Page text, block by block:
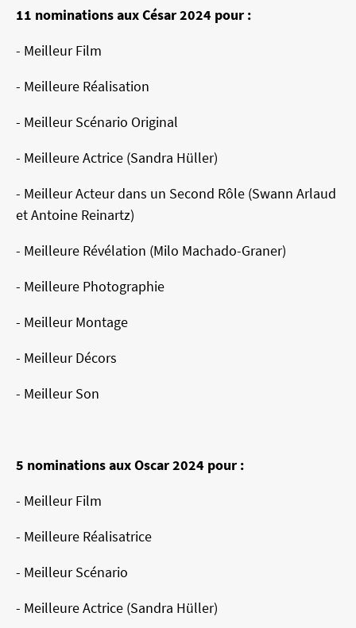
11 nominations aux César 2024 pour :
- Meilleur Film
- Meilleure Réalisation
- Meilleur Scénario Original
- Meilleure Actrice (Sandra Hüller)
- Meilleur Acteur dans un Second Rôle (Swann Arlaud
et Antoine Reinartz)
- Meilleure Révélation (Milo Machado-Graner)
- Meilleure Photographie
- Meilleur Montage
- Meilleur Décors
- Meilleur Son
5 nominations aux Oscar 2024 pour :
- Meilleur Film
- Meilleure Réalisatrice
- Meilleur Scénario
- Meilleure Actrice (Sandra Hüller)